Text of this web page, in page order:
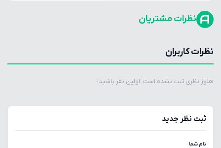
نظرات مشتریان
نظرات کاربران
هنوز نظری ثبت نشده است. اولین نفر باشید!
ثبت نظر جدید
نام شما